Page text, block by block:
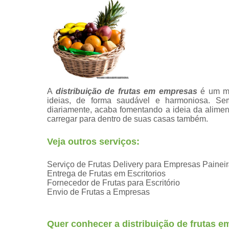
A distribuição de frutas em empresas é um
ideias, de forma saudável e harmoniosa.
diariamente, acaba fomentando a ideia da
carregar para dentro de suas casas também.
Veja outros serviços:
Serviço de Frutas Delivery para Empresas
Entrega de Frutas em Escritorios
Fornecedor de Frutas para Escritório
Envio de Frutas a Empresas
Quer conhecer a distribuição de frutas